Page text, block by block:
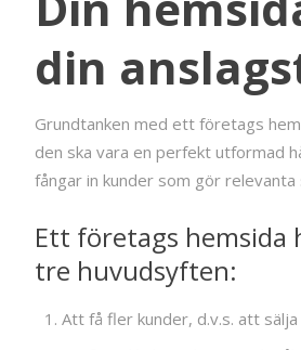
din
Grundtanken med ett företags
den ska vara en perfekt utformad
fångar in kunder som gör relevanta
Ett företags hemsida
tre huvudsyften:
Att få fler kunder, d.v.s. att